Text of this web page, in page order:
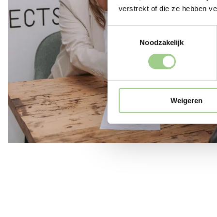
verstrekt of die ze hebben
Noodzakelijk
Weigeren